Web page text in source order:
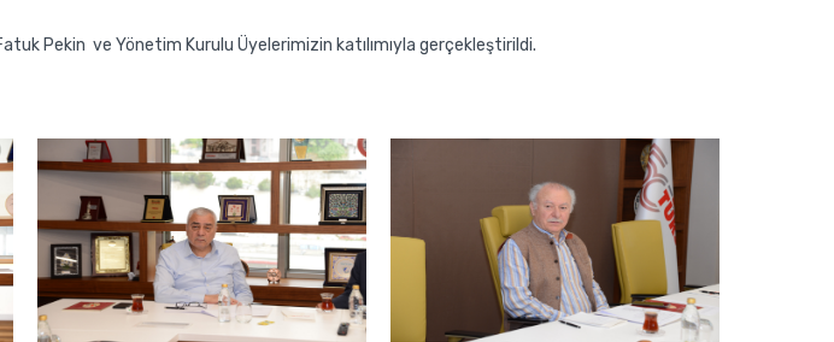
Pekin ve Yönetim Kurulu Üyelerimizin katılımıyla gerçekleştirildi.